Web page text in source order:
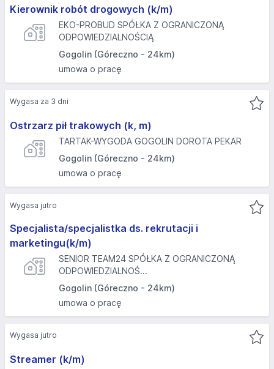
Kierownik robót drogowych (k/m)
EKO-PROBUD SPÓŁKA Z OGRANICZONĄ
ODPOWIEDZIALNOŚCIĄ
Gogolin (Góreczno - 24km)
umowa o pracę
Ostrzarz pił trakowych (k, m)
TARTAK-WYGODA GOGOLIN DOROTA PEKAR
Gogolin (Góreczno - 24km)
umowa o pracę
Wygasa za 3 dni
Specjalista/specjalistka ds. rekrutacji i
marketingu(k/m)
SENIOR TEAM24 SPÓŁKA Z OGRANICZONĄ
ODPOWIEDZIALNOŚ...
Gogolin (Góreczno - 24km)
umowa o pracę
Wygasa jutro
Streamer (k/m)
Wygasa jutro